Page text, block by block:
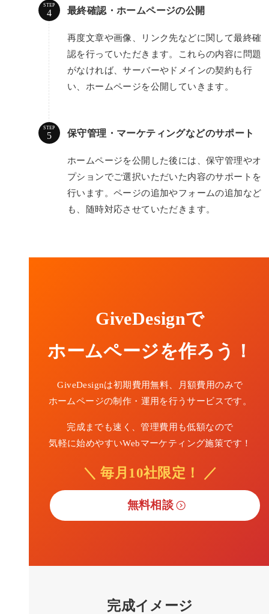
STEP 最終確認・ホームページの公開
再度文章や画像、リンク先などに関して最終確
認を行っていただきます。これらの内容に問題
がなければ、サーバーやドメインの契約も行
い、ホームページを公開していきます。
STEP 保守管理・マーケティングなどのサポート
ホームページを公開した後には、保守管理やオ
プションでご選択いただいた内容のサポートを
行います。ページの追加やフォームの追加など
も、随時対応させていただきます。
GiveDesignで
ホームページを作ろう！
GiveDesignは初期費用無料、月額費用のみで
ホームページの制作・運用を行うサービスです。
完成までも速く、管理費用も低額なので
気軽に始めやすいWebマーケティング施策です！
＼ 毎月10社限定！ ／
無料相談
完成イメージ